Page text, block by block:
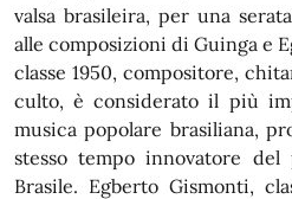
valsa brasileira, per una
alle composizioni di Guinga e
classe 1950, compositore,
culto, è considerato il più
musica popolare brasiliana,
stesso tempo innovatore
Brasile. Egberto Gismonti,